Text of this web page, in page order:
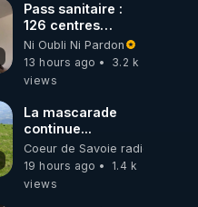
Pass sanitaire :
126 centres
commerciaux
concernés par
l'obligation dans
Ni Oubli Ni Pardon
13 hours ago
3.2 k
views
La mascarade
continue...
Coeur de Savoie radioweb TV
19 hours ago
1.4 k
views